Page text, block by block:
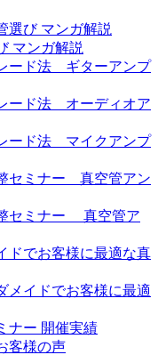
選び マンガ解説
マンガ解説
ード法 ギターアンプ
ード法 オーディオア
ード法 マイクアンプ
セミナー 真空管アン
セミナー 真空管ア
でお客様に最適な真
イドでお客様に最適
ナー 開催実績
客様の声